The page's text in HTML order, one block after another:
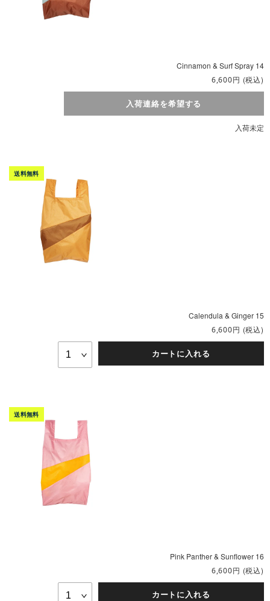
Cinnamon & Surf Spray 14
6,600円 (税込)
入荷連絡を希望する
入荷未定
Calendula & Ginger 15
6,600円 (税込)
カートに入れる
Pink Panther & Sunflower 16
6,600円 (税込)
カートに入れる